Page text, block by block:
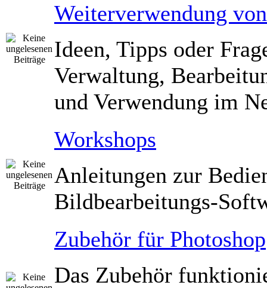
Weiterverwendung
Ideen, Tipps oder
Verwaltung,
und Verwendung im
Workshops
Anleitungen zur
Bildbearbeitungs-
Zubehör für Photoshop
Das Zubehör